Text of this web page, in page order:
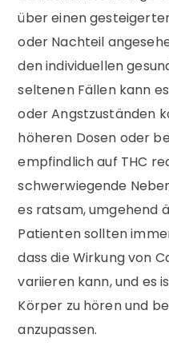
über einen
oder Nachteil
den individuellen
seltenen Fällen kann
oder Angstzuständen
höheren Dosen oder
empfindlich auf THC
schwerwiegende
es ratsam, umgehend
Patienten sollten
dass die Wirkung von
variieren kann, und es
Körper zu hören und
anzupassen.